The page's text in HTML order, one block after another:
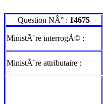
Question NÂ° : 14675
MinistÃ¨re interrogÃ© :
MinistÃ¨re attributaire :